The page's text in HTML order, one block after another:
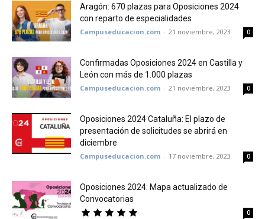
Aragón: 670 plazas para Oposiciones 2024
con reparto de especialidades
Campuseducacion.com - 21 noviembre, 2023 0
Confirmadas Oposiciones 2024 en Castilla y
León con más de 1.000 plazas
Campuseducacion.com - 21 noviembre, 2023 0
Oposiciones 2024 Cataluña: El plazo de
presentación de solicitudes se abrirá en
diciembre
Campuseducacion.com - 17 noviembre, 2023 0
Oposiciones 2024: Mapa actualizado de
Convocatorias
0